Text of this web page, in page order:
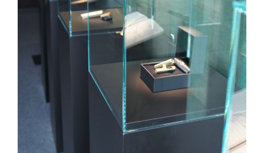
Halt der Haube.
Wünschen Sie eine Tür oder ein Schloss in der
Schutzhaube? Bitte erkundigen Sie sich bei uns über die
Möglichkeiten. Sie können gerne per Email, Whatsapp oder
Telefon ein Angebot anfragen.
Achtung: Die auf unseren Informationen angegebenen
Maße sind immer Außenmaße.
Wir montieren auf dem Sockel eine Fixierungsplatte, über
diese wird die Glashaube gestülpt. Diese kann dadurch
nicht vom Sockel fallen.